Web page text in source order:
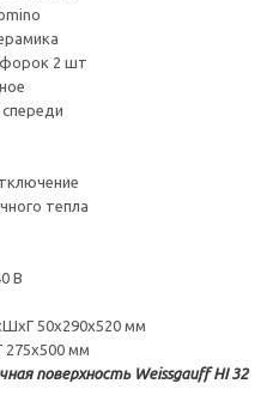
2 шт
тепла
В
50х290х520 мм
мм
поверхность Weissgauff HI 32